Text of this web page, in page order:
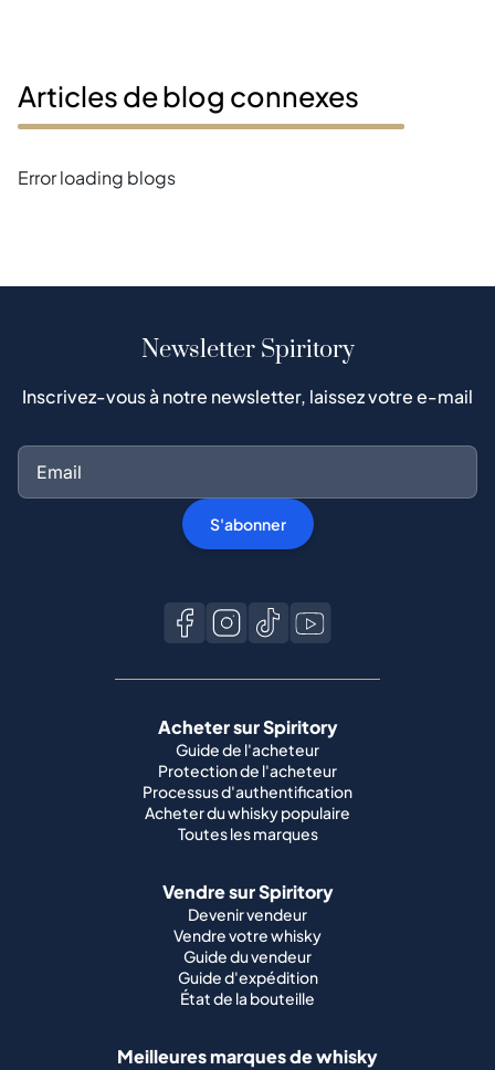
Articles de blog connexes
Error loading blogs
Newsletter Spiritory
Inscrivez-vous à notre newsletter, laissez votre e-mail
S'abonner
Acheter sur Spiritory
Guide de l'acheteur
Protection de l'acheteur
Processus d'authentification
Acheter du whisky populaire
Toutes les marques
Vendre sur Spiritory
Devenir vendeur
Vendre votre whisky
Guide du vendeur
Guide d'expédition
État de la bouteille
Meilleures marques de whisky